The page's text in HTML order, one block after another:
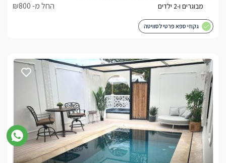
החל מ- ₪800
גקוזי ספא פרטי לסוויטה